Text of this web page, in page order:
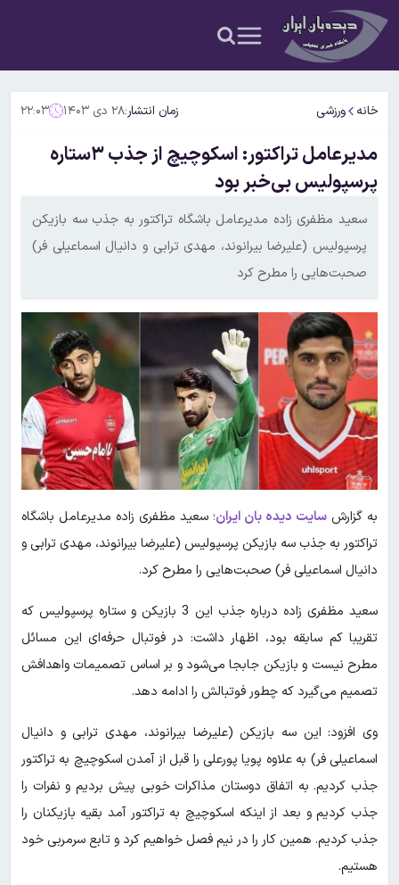
خانه ورزشی زمان انتشار:۲۸ دی ۱۴۰۳ ۲۲:۰۳
مدیرعامل تراکتور: اسکوچیچ از جذب ۳ستاره
پرسپولیس بی‌خبر بود
سعید مظفری زاده مدیرعامل باشگاه تراکتور به جذب سه بازیکن
پرسپولیس (علیرضا بیرانوند، مهدی ترابی و دانیال اسماعیلی فر)
صحبت‌هایی را مطرح کرد
به گزارش سایت دیده بان ایران؛ سعید مظفری زاده مدیرعامل باشگاه
تراکتور به جذب سه بازیکن پرسپولیس (علیرضا بیرانوند، مهدی ترابی و
دانیال اسماعیلی فر) صحبت‌هایی را مطرح کرد.
سعید مظفری زاده درباره جذب این 3 بازیکن و ستاره پرسپولیس که
تقریبا کم سابقه بود، اظهار داشت: در فوتبال حرفه‌ای این مسائل
مطرح نیست و بازیکن جابجا می‌شود و بر اساس تصمیمات واهدافش
تصمیم می‌گیرد که چطور فوتبالش را ادامه دهد.
وی افزود: این سه بازیکن (علیرضا بیرانوند، مهدی ترابی و دانیال
اسماعیلی فر) به علاوه پویا پورعلی را قبل از آمدن اسکوچیچ به تراکتور
جذب کردیم. به اتفاق دوستان مذاکرات خوبی پیش بردیم و نفرات را
جذب کردیم و بعد از اینکه اسکوچیچ به تراکتور آمد بقیه بازیکنان را
جذب کردیم. همین کار را در نیم فصل خواهیم کرد و تابع سرمربی خود
هستیم.